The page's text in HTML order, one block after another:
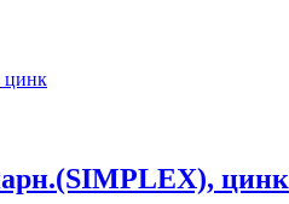
цинк